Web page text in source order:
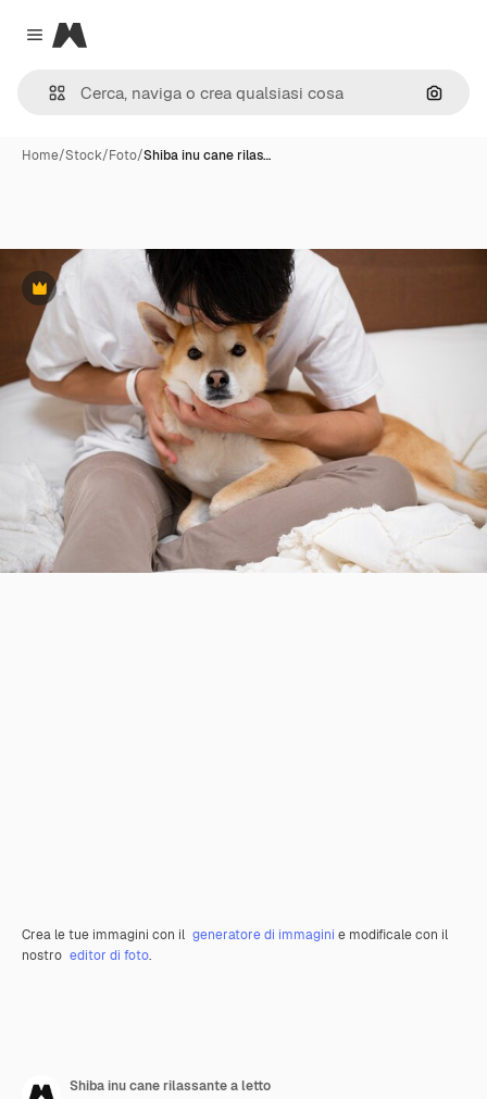
Close menu
Magnific
Cerca
Home/Stock/Foto/Shiba inu cane rilas…
Premium
Crea le tue immagini con il generatore di immagini e modificale con il
nostro editor di foto.
Shiba inu cane rilassante a letto